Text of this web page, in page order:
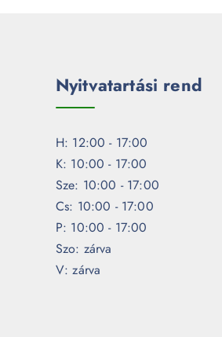
Nyitvatartási rend
H: 12:00 - 17:00
K: 10:00 - 17:00
Sze: 10:00 - 17:00
Cs: 10:00 - 17:00
P: 10:00 - 17:00
Szo: zárva
V: zárva